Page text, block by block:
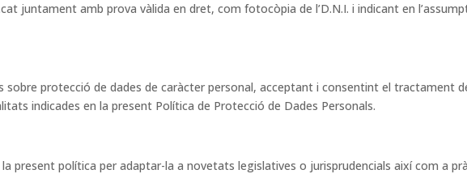
juntament amb prova vàlida en dret, com fotocòpia de l’D.N.I. i indicant en
sobre protecció de dades de caràcter personal, acceptant i consentint el tractament
indicades en la present Política de Protecció de Dades Personals.
present política per adaptar-la a novetats legislatives o jurisprudencials així com a